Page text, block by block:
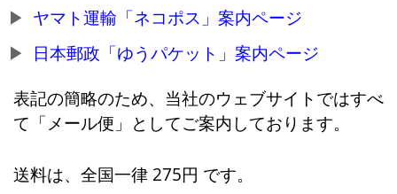
ヤマト運輸「ネコポス」案内ページ
日本郵政「ゆうパケット」案内ページ
表記の簡略のため、当社のウェブサイトではすべ
て「メール便」としてご案内しております。
送料は、全国一律 275円 です。